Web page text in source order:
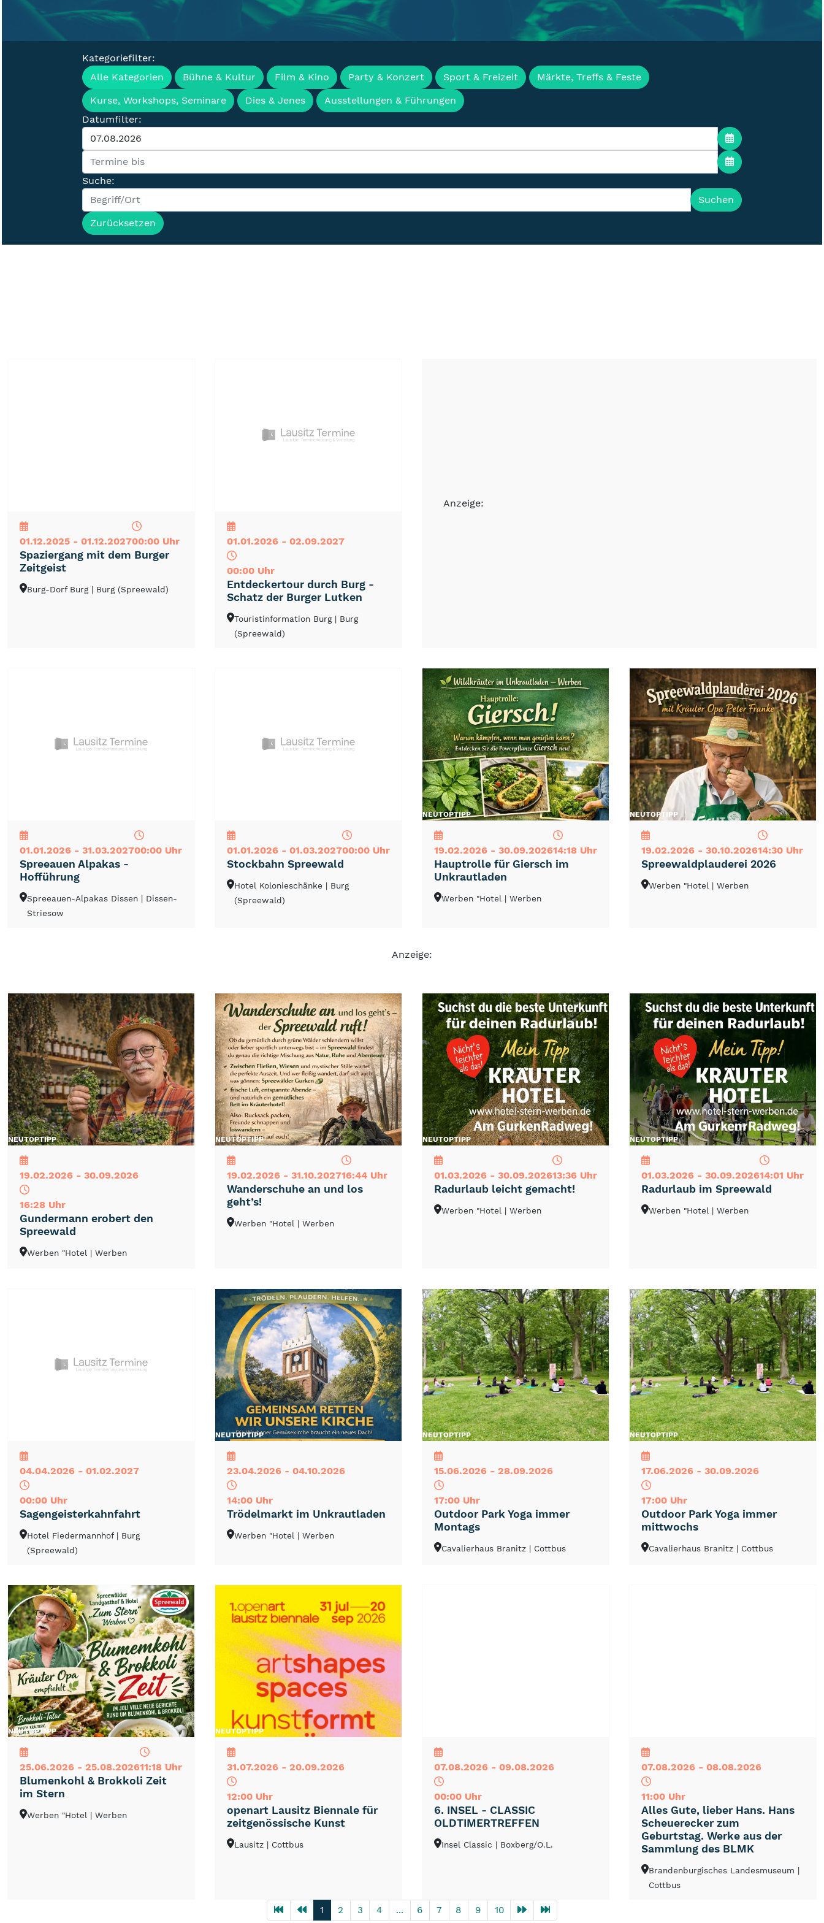
Veranstaltungen, Termine & Events für die Lausitz
Kategoriefilter:
Alle Kategorien
Bühne & Kultur Film & Kino Party & Konzert Sport & Freizeit
Märkte, Treffs & Feste
Kurse, Workshops, Seminare
Dies & Jenes
Ausstellungen & Führungen
Datumfilter:
Suche:
Suchen
Zurücksetzen
01.12.2025 - 01.12.202700:00 Uhr
Spaziergang mit dem Burger
Zeitgeist
Burg-Dorf Burg | Burg (Spreewald)
01.01.2026 - 02.09.2027
00:00 Uhr
Entdeckertour durch Burg -
Schatz der Burger Lutken
Touristinformation Burg | Burg
(Spreewald)
01.01.2026 - 31.03.202700:00 Uhr
Spreeauen Alpakas -
Hofführung
Spreeauen-Alpakas Dissen | Dissen-
Striesow
01.01.2026 - 01.03.202700:00 Uhr
Stockbahn Spreewald
Hotel Kolonieschänke | Burg
(Spreewald)
NEUTOPTIPP
19.02.2026 - 30.09.202614:18 Uhr
Hauptrolle für Giersch im
Unkrautladen
Werben "Hotel | Werben
NEUTOPTIPP
19.02.2026 - 30.10.202614:30 Uhr
Spreewaldplauderei 2026
Werben "Hotel | Werben
NEUTOPTIPP
19.02.2026 - 30.09.2026
16:28 Uhr
Gundermann erobert den
Spreewald
Werben "Hotel | Werben
NEUTOPTIPP
19.02.2026 - 31.10.202716:44 Uhr
Wanderschuhe an und los
geht’s!
Werben "Hotel | Werben
NEUTOPTIPP
01.03.2026 - 30.09.202613:36 Uhr
Radurlaub leicht gemacht!
Werben "Hotel | Werben
NEUTOPTIPP
01.03.2026 - 30.09.202614:01 Uhr
Radurlaub im Spreewald
Werben "Hotel | Werben
04.04.2026 - 01.02.2027
00:00 Uhr
Sagengeisterkahnfahrt
Hotel Fiedermannhof | Burg
(Spreewald)
NEUTOPTIPP
23.04.2026 - 04.10.2026
14:00 Uhr
Trödelmarkt im Unkrautladen
Werben "Hotel | Werben
NEUTOPTIPP
15.06.2026 - 28.09.2026
17:00 Uhr
Outdoor Park Yoga immer
Montags
Cavalierhaus Branitz | Cottbus
NEUTOPTIPP
17.06.2026 - 30.09.2026
17:00 Uhr
Outdoor Park Yoga immer
mittwochs
Cavalierhaus Branitz | Cottbus
NEUTOPTIPP
25.06.2026 - 25.08.202611:18 Uhr
Blumenkohl & Brokkoli Zeit
im Stern
Werben "Hotel | Werben
NEUTOPTIPP
31.07.2026 - 20.09.2026
12:00 Uhr
openart Lausitz Biennale für
zeitgenössische Kunst
Lausitz | Cottbus
07.08.2026 - 09.08.2026
00:00 Uhr
6. INSEL - CLASSIC
OLDTIMERTREFFEN
Insel Classic | Boxberg/O.L.
07.08.2026 - 08.08.2026
11:00 Uhr
Alles Gute, lieber Hans. Hans
Scheuerecker zum
Geburtstag. Werke aus der
Sammlung des BLMK
Brandenburgisches Landesmuseum |
Cottbus
Anzeige:
Anzeige:
1 2 3 4 ... 6 7 8 9 10